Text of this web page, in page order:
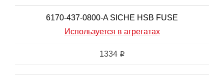
6170-437-0800-A SICHE HSB FUSE
Используется в агрегатах
1334 i